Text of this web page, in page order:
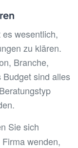
wesentlich,
zu klären.
Branche,
sind alles
Sie sich
wenden,